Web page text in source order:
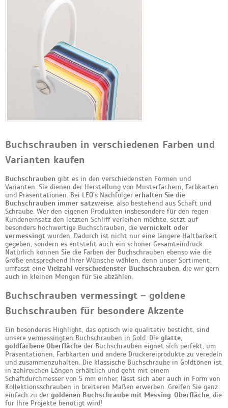
Buchschrauben in verschiedenen Farben und
Varianten kaufen
Buchschrauben gibt es in den verschiedensten Formen und
Varianten. Sie dienen der Herstellung von Musterfächern, Farbkarten
und Präsentationen. Bei LEO’s Nachfolger erhalten Sie die
Buchschrauben immer satzweise, also bestehend aus Schaft und
Schraube. Wer den eigenen Produkten insbesondere für den regen
Kundeneinsatz den letzten Schliff verleihen möchte, setzt auf
besonders hochwertige Buchschrauben, die vernickelt oder
vermessingt wurden. Dadurch ist nicht nur eine längere Haltbarkeit
gegeben, sondern es entsteht auch ein schöner Gesamteindruck.
Natürlich können Sie die Farben der Buchschrauben ebenso wie die
Größe entsprechend Ihrer Wünsche wählen, denn unser Sortiment
umfasst eine Vielzahl verschiedenster Buchschrauben, die wir gern
auch in kleinen Mengen für Sie abzählen.
Buchschrauben vermessingt – goldene
Buchschrauben für besondere Akzente
Ein besonderes Highlight, das optisch wie qualitativ besticht, sind
unsere vermessingten Buchschrauben in Gold. Die glatte,
goldfarbene Oberfläche der Buchschrauben eignet sich perfekt, um
Präsentationen, Farbkarten und andere Druckereiprodukte zu veredeln
und zusammenzuhalten. Die klassische Buchschraube in Goldtönen ist
in zahlreichen Längen erhältlich und geht mit einem
Schaftdurchmesser von 5 mm einher, lässt sich aber auch in Form von
Kollektionsschrauben in breiteren Maßen erwerben. Greifen Sie ganz
einfach zu der goldenen Buchschraube mit Messing-Oberfläche, die
für Ihre Projekte benötigt wird!